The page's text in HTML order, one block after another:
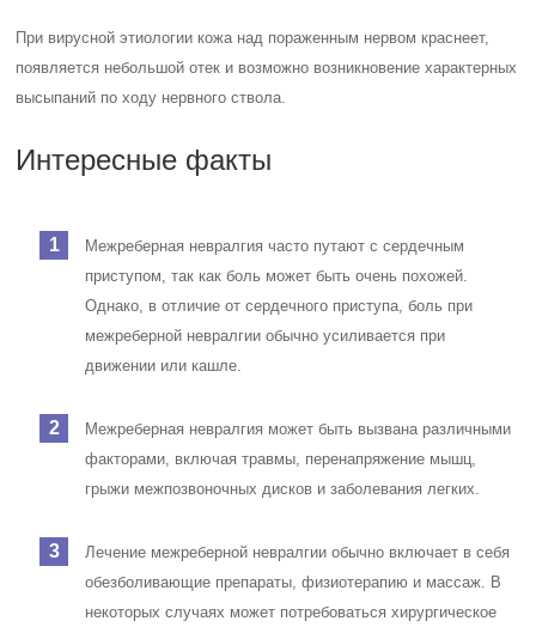
При вирусной этиологии кожа над пораженным нервом краснеет,
появляется небольшой отек и возможно возникновение характерных
высыпаний по ходу нервного ствола.
Интересные факты
Межреберная невралгия часто путают с сердечным
приступом, так как боль может быть очень похожей.
Однако, в отличие от сердечного приступа, боль при
межреберной невралгии обычно усиливается при
движении или кашле.
Межреберная невралгия может быть вызвана различными
факторами, включая травмы, перенапряжение мышц,
грыжи межпозвоночных дисков и заболевания легких.
Лечение межреберной невралгии обычно включает в себя
обезболивающие препараты, физиотерапию и массаж. В
некоторых случаях может потребоваться хирургическое